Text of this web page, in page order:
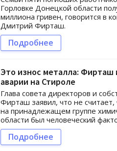
Горловке Донецкой области
миллиона гривен, говорится в
Дмитрий Фирташ.
Подробнее
Это износ металла: Фирташ
аварии на Стироле
Глава совета директоров и
Фирташ заявил, что не
на принадлежащем группе
области был человеческий
Подробнее